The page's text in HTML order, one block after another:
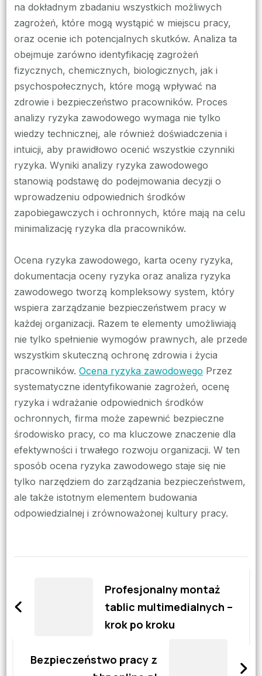
na dokładnym zbadaniu wszystkich możliwych
zagrożeń, które mogą wystąpić w miejscu pracy,
oraz ocenie ich potencjalnych skutków. Analiza ta
obejmuje zarówno identyfikację zagrożeń
fizycznych, chemicznych, biologicznych, jak i
psychospołecznych, które mogą wpływać na
zdrowie i bezpieczeństwo pracowników. Proces
analizy ryzyka zawodowego wymaga nie tylko
wiedzy technicznej, ale również doświadczenia i
intuicji, aby prawidłowo ocenić wszystkie czynniki
ryzyka. Wyniki analizy ryzyka zawodowego
stanowią podstawę do podejmowania decyzji o
wprowadzeniu odpowiednich środków
zapobiegawczych i ochronnych, które mają na celu
minimalizację ryzyka dla pracowników.
Ocena ryzyka zawodowego, karta oceny ryzyka,
dokumentacja oceny ryzyka oraz analiza ryzyka
zawodowego tworzą kompleksowy system, który
wspiera zarządzanie bezpieczeństwem pracy w
każdej organizacji. Razem te elementy umożliwiają
nie tylko spełnienie wymogów prawnych, ale przede
wszystkim skuteczną ochronę zdrowia i życia
pracowników. Ocena ryzyka zawodowego Przez
systematyczne identyfikowanie zagrożeń, ocenę
ryzyka i wdrażanie odpowiednich środków
ochronnych, firma może zapewnić bezpieczne
środowisko pracy, co ma kluczowe znaczenie dla
efektywności i trwałego rozwoju organizacji. W ten
sposób ocena ryzyka zawodowego staje się nie
tylko narzędziem do zarządzania bezpieczeństwem,
ale także istotnym elementem budowania
odpowiedzialnej i zrównoważonej kultury pracy.
Profesjonalny montaż
tablic multimedialnych –
krok po kroku
Bezpieczeństwo pracy z